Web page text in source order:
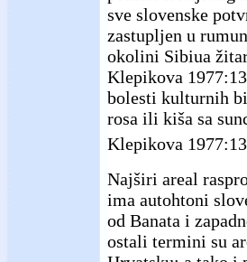
sve slovenske
zastupljen u
okolini Sibiua
Klepikova
bolesti kulturnih
rosa ili kiša sa
Klepikova 1977:13
Najširi areal
ima autohtoni
od Banata i
ostali termini su